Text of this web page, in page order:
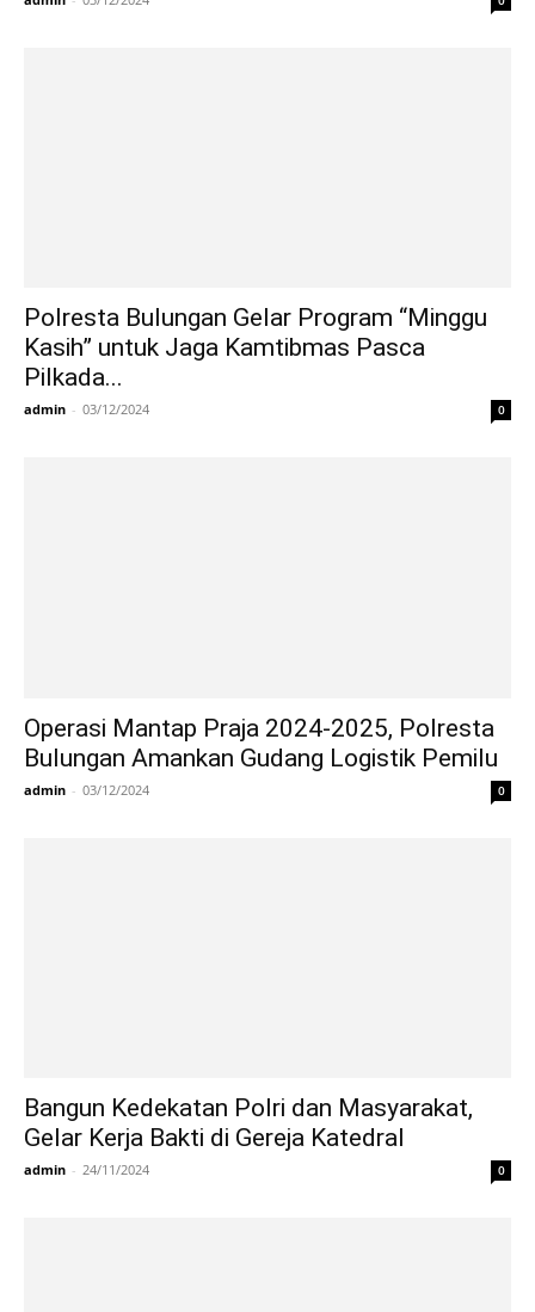
Polresta Bulungan Gelar Program “Minggu
Kasih” untuk Jaga Kamtibmas Pasca
Pilkada...
admin - 03/12/2024 0
Operasi Mantap Praja 2024-2025, Polresta
Bulungan Amankan Gudang Logistik Pemilu
admin - 03/12/2024 0
Bangun Kedekatan Polri dan Masyarakat,
Gelar Kerja Bakti di Gereja Katedral
admin - 24/11/2024 0